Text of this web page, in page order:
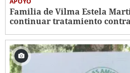
Familia de Vilma Estela
continuar tratamiento